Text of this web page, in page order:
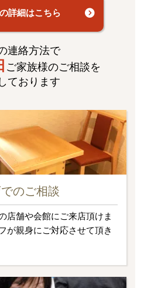
詳細はこちら
連絡方法で
ご家族様のご相談を
ております
のご相談
店舗や会館にご来店頂けま
が親身にご対応させて頂き